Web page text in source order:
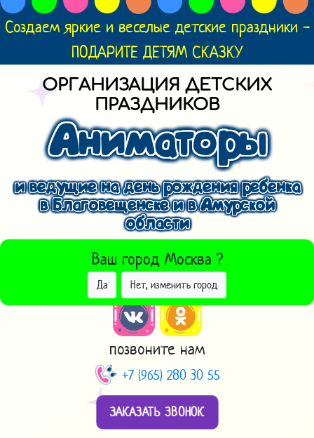
Создаем яркие и веселые детские праздники -
ПОДАРИТЕ ДЕТЯМ СКАЗКУ
ОРГАНИЗАЦИЯ ДЕТСКИХ
ПРАЗДНИКОВ
Аниматоры
и ведущие на день рождения ребенка
в Благовещенске и в Амурской
области
Ваш город Москва ?
Да Нет, изменить город
ВЫБРАТЬ ДРУГОЙ ГОРОД
позвоните нам
+7 (965) 280 30 55
ЗАКАЗАТЬ ЗВОНОК